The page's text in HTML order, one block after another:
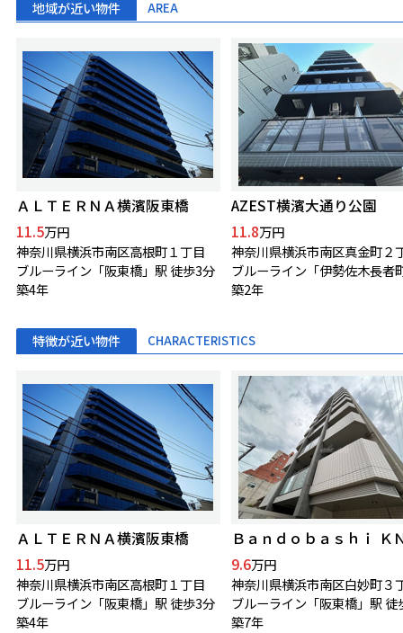
地域が近い物件 AREA
ＡＬＴＥＲＮＡ横濱阪東橋
11.5万円
神奈川県横浜市南区高根町１丁目
ブルーライン「阪東橋」駅 徒歩3分
築4年
AZEST横濱大通り公園
11.8万円
神奈川県横浜市南区真金町２
築2年
特徴が近い物件 CHARACTERISTICS
ＡＬＴＥＲＮＡ横濱阪東橋
11.5万円
神奈川県横浜市南区高根町１丁目
ブルーライン「阪東橋」駅 徒歩3分
築4年
9.6万円
神奈川県横浜市南区白妙町３
ブルーライン「阪東橋」駅 徒
築7年